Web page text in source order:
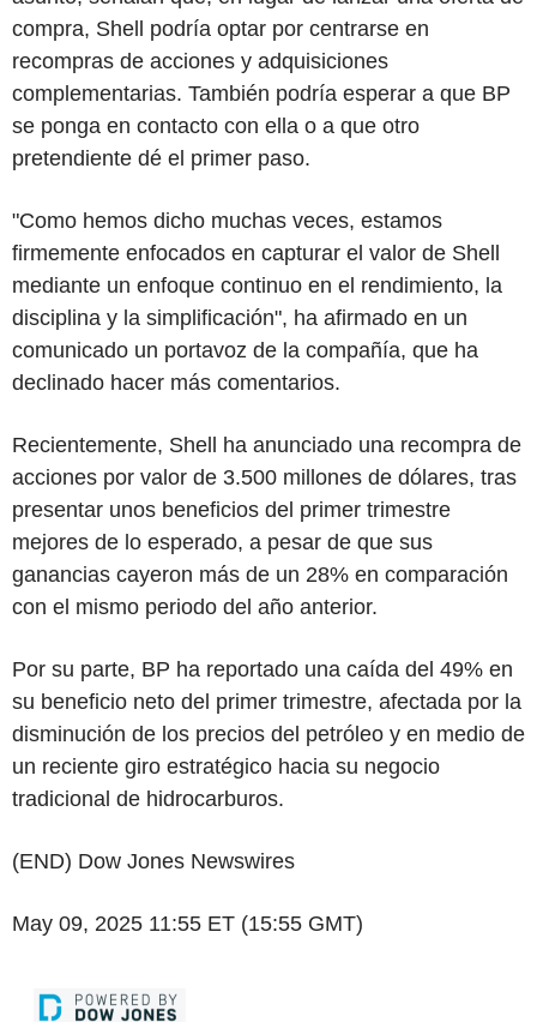
compra, Shell podría optar por centrarse en
recompras de acciones y adquisiciones
complementarias. También podría esperar a que BP
se ponga en contacto con ella o a que otro
pretendiente dé el primer paso.
"Como hemos dicho muchas veces, estamos
firmemente enfocados en capturar el valor de Shell
mediante un enfoque continuo en el rendimiento, la
disciplina y la simplificación", ha afirmado en un
comunicado un portavoz de la compañía, que ha
declinado hacer más comentarios.
Recientemente, Shell ha anunciado una recompra de
acciones por valor de 3.500 millones de dólares, tras
presentar unos beneficios del primer trimestre
mejores de lo esperado, a pesar de que sus
ganancias cayeron más de un 28% en comparación
con el mismo periodo del año anterior.
Por su parte, BP ha reportado una caída del 49% en
su beneficio neto del primer trimestre, afectada por la
disminución de los precios del petróleo y en medio de
un reciente giro estratégico hacia su negocio
tradicional de hidrocarburos.
(END) Dow Jones Newswires
May 09, 2025 11:55 ET (15:55 GMT)